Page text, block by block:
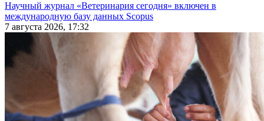
Научный журнал «Ветеринария сегодня» включен в
международную базу данных Scopus
7 августа 2026, 17:32